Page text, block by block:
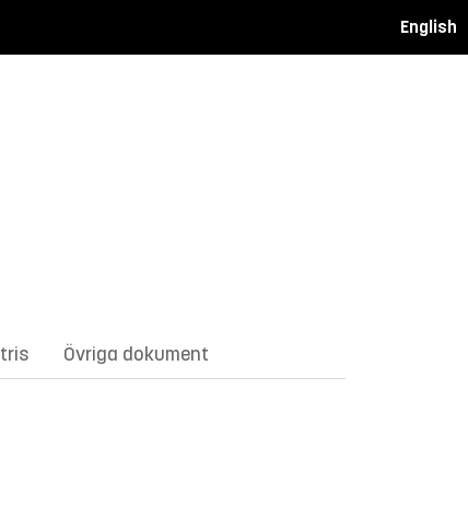
English
Övriga dokument